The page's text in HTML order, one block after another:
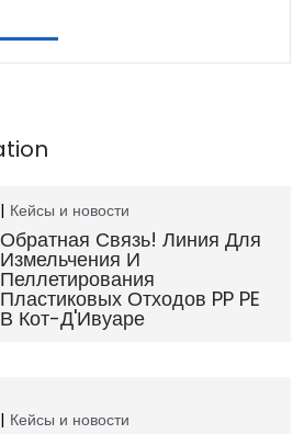
Кейсы и новости
Обратная Связь! Линия Для
Измельчения И
Пеллетирования
Пластиковых Отходов PP PE
В Кот-Д'Ивуаре
Кейсы и новости